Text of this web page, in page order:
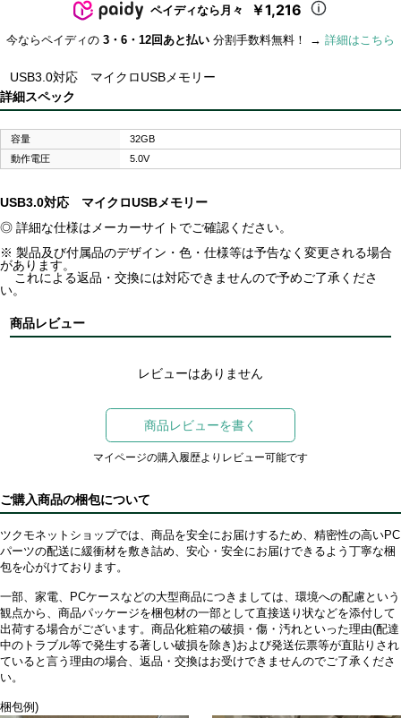
ペイディなら月々 ￥1,216
今ならペイディの 3・6・12回あと払い 分割手数料無料！ → 詳細はこちら
USB3.0対応 マイクロUSBメモリー
詳細スペック
容量
32GB
動作電圧
5.0V
USB3.0対応 マイクロUSBメモリー
◎ 詳細な仕様はメーカーサイトでご確認ください。
※ 製品及び付属品のデザイン・色・仕様等は予告なく変更される場合
があります。
これによる返品・交換には対応できませんので予めご了承くださ
い。
商品レビュー
レビューはありません
商品レビューを書く
マイページの購入履歴よりレビュー可能です
ご購入商品の梱包について
ツクモネットショップでは、商品を安全にお届けするため、精密性の高いPC
パーツの配送に緩衝材を敷き詰め、安心・安全にお届けできるよう丁寧な梱
包を心がけております。
一部、家電、PCケースなどの大型商品につきましては、環境への配慮という
観点から、商品パッケージを梱包材の一部として直接送り状などを添付して
出荷する場合がございます。商品化粧箱の破損・傷・汚れといった理由(配達
中のトラブル等で発生する著しい破損を除き)および発送伝票等が直貼りされ
ていると言う理由の場合、返品・交換はお受けできませんのでご了承くださ
い。
梱包例)